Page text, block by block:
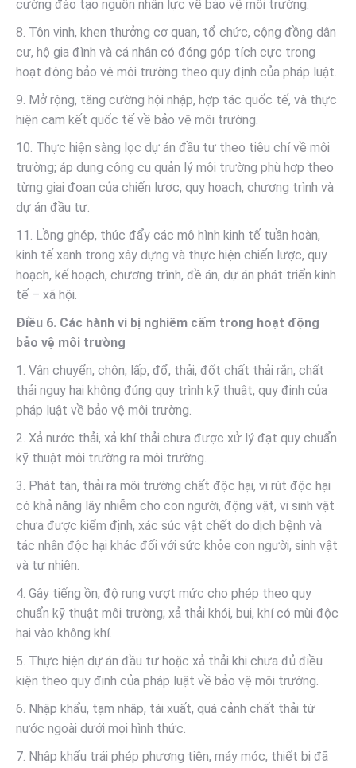
cường đào tạo nguồn nhân lực về bảo vệ môi trường.
8. Tôn vinh, khen thưởng cơ quan, tổ chức, cộng đồng dân
cư, hộ gia đình và cá nhân có đóng góp tích cực trong
hoạt động bảo vệ môi trường theo quy định của pháp luật.
9. Mở rộng, tăng cường hội nhập, hợp tác quốc tế, và thực
hiện cam kết quốc tế về bảo vệ môi trường.
10. Thực hiện sàng lọc dự án đầu tư theo tiêu chí về môi
trường; áp dụng công cụ quản lý môi trường phù hợp theo
từng giai đoạn của chiến lược, quy hoạch, chương trình và
dự án đầu tư.
11. Lồng ghép, thúc đẩy các mô hình kinh tế tuần hoàn,
kinh tế xanh trong xây dựng và thực hiện chiến lược, quy
hoạch, kế hoạch, chương trình, đề án, dự án phát triển kinh
tế – xã hội.
Điều 6. Các hành vi bị nghiêm cấm trong hoạt động
bảo vệ môi trường
1. Vận chuyển, chôn, lấp, đổ, thải, đốt chất thải rắn, chất
thải nguy hại không đúng quy trình kỹ thuật, quy định của
pháp luật về bảo vệ môi trường.
2. Xả nước thải, xả khí thải chưa được xử lý đạt quy chuẩn
kỹ thuật môi trường ra môi trường.
3. Phát tán, thải ra môi trường chất độc hại, vi rút độc hại
có khả năng lây nhiễm cho con người, động vật, vi sinh vật
chưa được kiểm định, xác súc vật chết do dịch bệnh và
tác nhân độc hại khác đối với sức khỏe con người, sinh vật
và tự nhiên.
4. Gây tiếng ồn, độ rung vượt mức cho phép theo quy
chuẩn kỹ thuật môi trường; xả thải khói, bụi, khí có mùi độc
hại vào không khí.
5. Thực hiện dự án đầu tư hoặc xả thải khi chưa đủ điều
kiện theo quy định của pháp luật về bảo vệ môi trường.
6. Nhập khẩu, tạm nhập, tái xuất, quá cảnh chất thải từ
nước ngoài dưới mọi hình thức.
7. Nhập khẩu trái phép phương tiện, máy móc, thiết bị đã